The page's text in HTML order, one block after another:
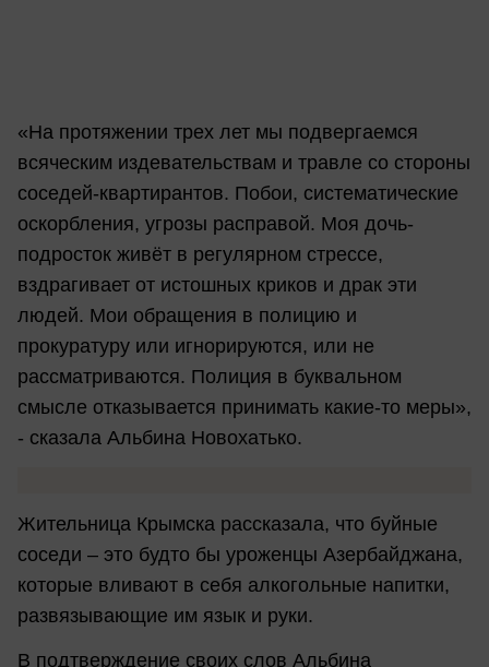
«На протяжении трех лет мы подвергаемся
всяческим издевательствам и травле со стороны
соседей-квартирантов. Побои, систематические
оскорбления, угрозы расправой. Моя дочь-
подросток живёт в регулярном стрессе,
вздрагивает от истошных криков и драк эти
людей. Мои обращения в полицию и
прокуратуру или игнорируются, или не
рассматриваются. Полиция в буквальном
смысле отказывается принимать какие-то меры»,
- сказала Альбина Новохатько.
Жительница Крымска рассказала, что буйные
соседи – это будто бы уроженцы Азербайджана,
которые вливают в себя алкогольные напитки,
развязывающие им язык и руки.
В подтверждение своих слов Альбина